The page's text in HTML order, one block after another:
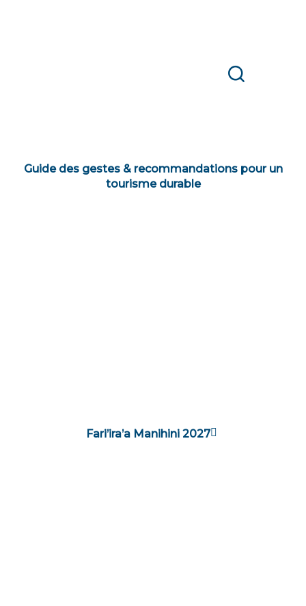
Guide des gestes & recommandations pour un
tourisme durable
Fari’ira’a Manihini 2027